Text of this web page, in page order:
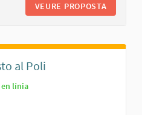
VEURE PROPOSTA
al Poli
en línia